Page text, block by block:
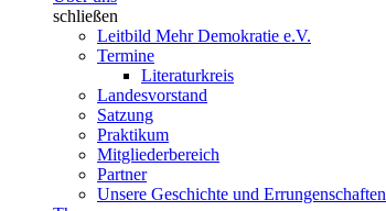
schließen
Leitbild Mehr Demokratie e.V.
Termine
Literaturkreis
Landesvorstand
Satzung
Praktikum
Mitgliederbereich
Partner
Unsere Geschichte und Errungenschaften